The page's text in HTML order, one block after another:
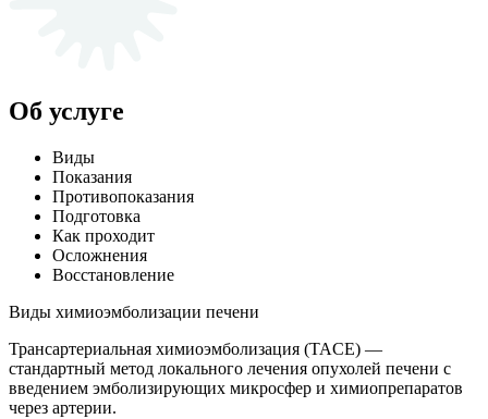
Об услуге
Виды
Показания
Противопоказания
Подготовка
Как проходит
Осложнения
Восстановление
Виды химиоэмболизации печени
Трансартериальная химиоэмболизация (TACE) —
стандартный метод локального лечения опухолей печени с
введением эмболизирующих микросфер и химиопрепаратов
через артерии.